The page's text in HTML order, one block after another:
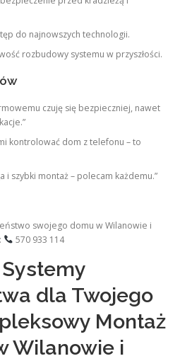
do najnowszych technologii.
rozbudowy systemu w przyszłości.
czuję się bezpieczniej, nawet
kontrolować dom z telefonu – to
i szybki montaż – polecam każdemu.”
swojego domu w Wilanowie i
570 933 114
dla Twojego
Montaż
Wilanowie i